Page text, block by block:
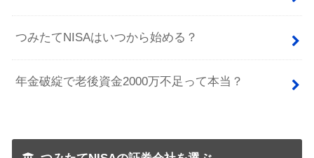
つみたてNISAはいつから始める？
年金破綻で老後資金2000万不足って本当？